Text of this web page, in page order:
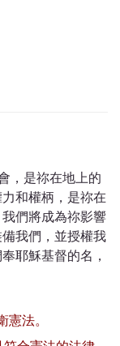
，是祢在地上的
和權柄， 是祢在
們將成為祢影響
我們，並授權我
奉耶穌基督的名，
法。